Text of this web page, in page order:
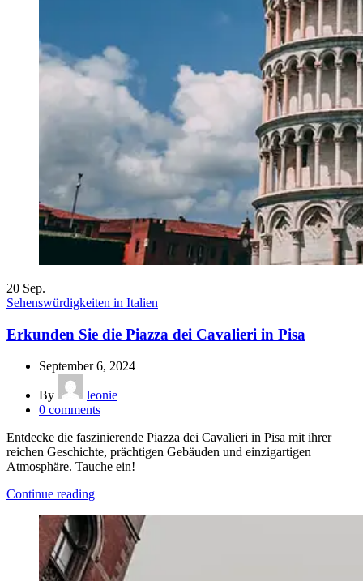
20 Sep.
Sehenswürdigkeiten in Italien
Erkunden Sie die Piazza dei Cavalieri in Pisa
September 6, 2024
By
leonie
0 comments
Entdecke die faszinierende Piazza dei Cavalieri in Pisa mit ihrer
reichen Geschichte, prächtigen Gebäuden und einzigartigen
Atmosphäre. Tauche ein!
Continue reading